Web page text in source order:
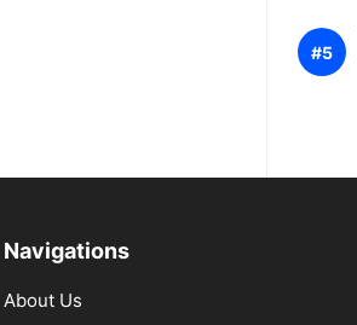
Navigations
About Us